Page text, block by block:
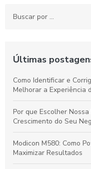
Últimas
Como Identificar e
Melhorar a Experiência
Por que Escolher
Crescimento do Seu
Modicon M580: Como
Maximizar Resultados